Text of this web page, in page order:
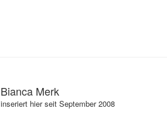
Bianca Merk
inseriert hier seit September 2008